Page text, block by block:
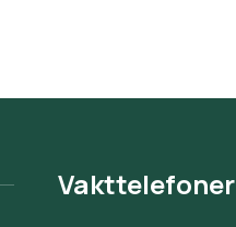
Vakttelefoner